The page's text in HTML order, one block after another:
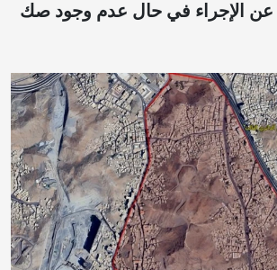
الإجراء في حال عدم وجود صك